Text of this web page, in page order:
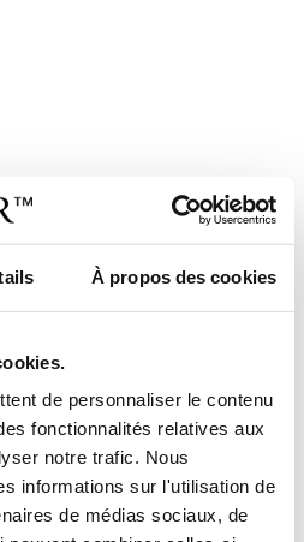
À propos des cookies
de personnaliser le contenu
fonctionnalités relatives aux
notre trafic. Nous
informations sur l'utilisation de
de médias sociaux, de